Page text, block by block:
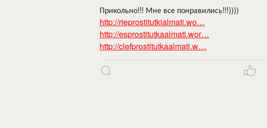
Прикольно!!! Мне все понравились!!!))))
http://rieprostitutkialmati.wo…
http://esprostitutkaalmati.wor…
http://clefprostitutkaalmati.w…